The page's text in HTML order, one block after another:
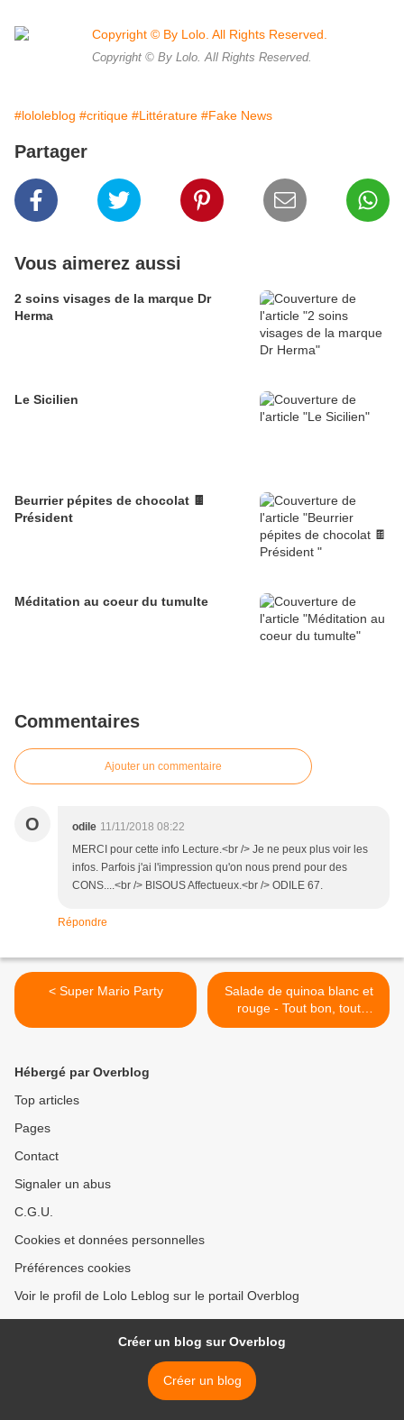
Copyright © By Lolo. All Rights Reserved.
#lololeblog #critique #Littérature #Fake News
Partager
Vous aimerez aussi
2 soins visages de la marque Dr
Herma
Le Sicilien
Beurrier pépites de chocolat 🍫
Président
Méditation au coeur du tumulte
Commentaires
Ajouter un commentaire
O odile 11/11/2018 08:22
MERCI pour cette info Lecture.<br /> Je ne peux plus voir les
infos. Parfois j'ai l'impression qu'on nous prend pour des
CONS....<br /> BISOUS Affectueux.<br /> ODILE 67.
Répondre
< Super Mario Party
Salade de quinoa blanc et
rouge - Tout bon, tout
Veggie >
Hébergé par Overblog
Top articles
Pages
Contact
Signaler un abus
C.G.U.
Cookies et données personnelles
Préférences cookies
Voir le profil de Lolo Leblog sur le portail Overblog
Créer un blog sur Overblog
Créer un blog